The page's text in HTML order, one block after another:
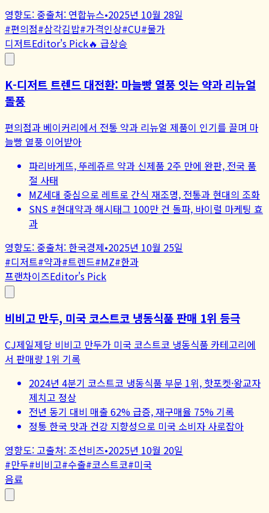
영향도: 중출처: 연합뉴스•2025년 10월 28일
#편의점#삼각김밥#가격인상#CU#물가
디저트Editor's Pick🔥 급상승
K-디저트 트렌드 대전환: 마늘빵 열풍 잇는 약과 리뉴얼
돌풍
편의점과 베이커리에서 전통 약과 리뉴얼 제품이 인기를 끌며 마
늘빵 열풍 이어받아
파리바게뜨, 뚜레쥬르 약과 신제품 2주 만에 완판, 전국 품
절 사태
MZ세대 중심으로 레트로 간식 재조명, 전통과 현대의 조화
SNS #현대약과 해시태그 100만 건 돌파, 바이럴 마케팅 효
과
영향도: 중출처: 한국경제•2025년 10월 25일
#디저트#약과#트렌드#MZ#한과
프랜차이즈Editor's Pick
비비고 만두, 미국 코스트코 냉동식품 판매 1위 등극
CJ제일제당 비비고 만두가 미국 코스트코 냉동식품 카테고리에
서 판매량 1위 기록
2024년 4분기 코스트코 냉동식품 부문 1위, 핫포켓·왕교자
제치고 정상
전년 동기 대비 매출 62% 급증, 재구매율 75% 기록
정통 한국 맛과 건강 지향성으로 미국 소비자 사로잡아
영향도:고출처: 조선비즈•2025년 10월 20일
#만두#비비고#수출#코스트코#미국
음료